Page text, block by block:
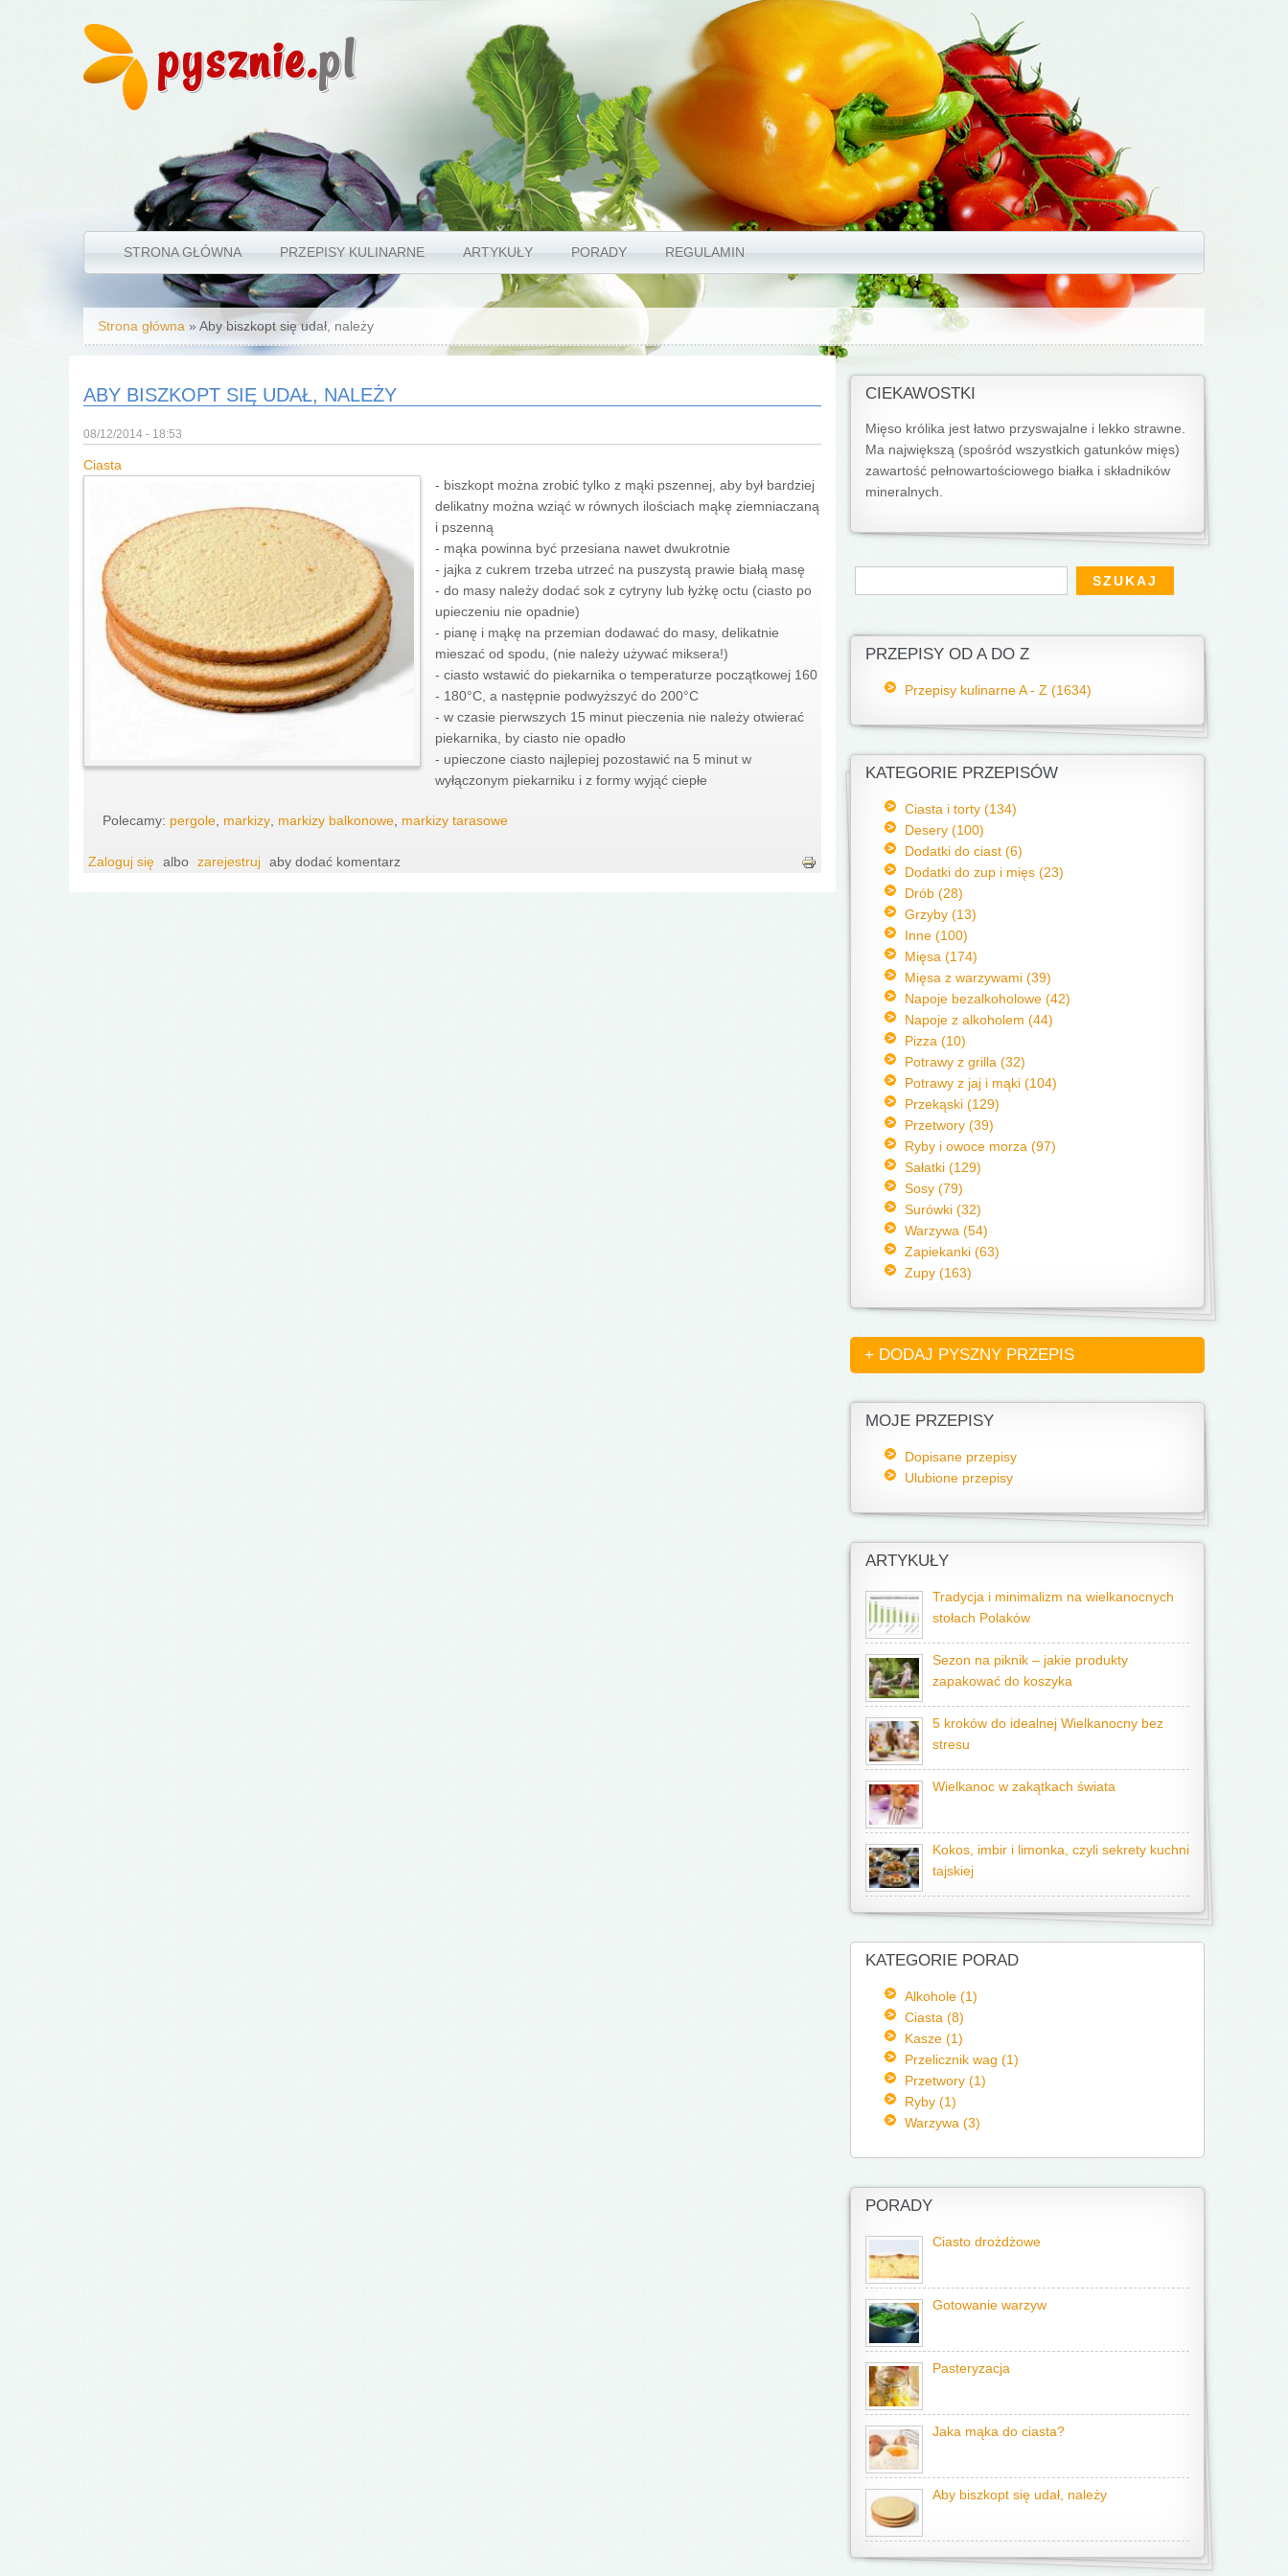
pysznie.pl
STRONA GŁÓWNA PRZEPISY KULINARNE ARTYKUŁY PORADY REGULAMIN
Jesteś tutaj
Strona główna » Aby biszkopt się udał, należy
ABY BISZKOPT SIĘ UDAŁ, NALEŻY
08/12/2014 - 18:53
Ciasta
- biszkopt można zrobić tylko z mąki pszennej, aby był bardziej
delikatny można wziąć w równych ilościach mąkę ziemniaczaną
i pszenną
- mąka powinna być przesiana nawet dwukrotnie
- jajka z cukrem trzeba utrzeć na puszystą prawie białą masę
- do masy należy dodać sok z cytryny lub łyżkę octu (ciasto po
upieczeniu nie opadnie)
- pianę i mąkę na przemian dodawać do masy, delikatnie
mieszać od spodu, (nie należy używać miksera!)
- ciasto wstawić do piekarnika o temperaturze początkowej 160
- 180°C, a następnie podwyższyć do 200°C
- w czasie pierwszych 15 minut pieczenia nie należy otwierać
piekarnika, by ciasto nie opadło
- upieczone ciasto najlepiej pozostawić na 5 minut w
wyłączonym piekarniku i z formy wyjąć ciepłe
Polecamy: pergole, markizy, markizy balkonowe, markizy tarasowe
Zaloguj się albo zarejestruj aby dodać komentarz
CIEKAWOSTKI
Mięso królika jest łatwo przyswajalne i lekko strawne.
Ma największą (spośród wszystkich gatunków mięs)
zawartość pełnowartościowego białka i składników
mineralnych.
Formularz wyszukiwania
Szukaj
PRZEPISY OD A DO Z
Przepisy kulinarne A - Z (1634)
KATEGORIE PRZEPISÓW
Ciasta i torty (134)
Desery (100)
Dodatki do ciast (6)
Dodatki do zup i mięs (23)
Drób (28)
Grzyby (13)
Inne (100)
Mięsa (174)
Mięsa z warzywami (39)
Napoje bezalkoholowe (42)
Napoje z alkoholem (44)
Pizza (10)
Potrawy z grilla (32)
Potrawy z jaj i mąki (104)
Przekąski (129)
Przetwory (39)
Ryby i owoce morza (97)
Sałatki (129)
Sosy (79)
Surówki (32)
Warzywa (54)
Zapiekanki (63)
Zupy (163)
+ DODAJ PYSZNY PRZEPIS
MOJE PRZEPISY
Dopisane przepisy
Ulubione przepisy
ARTYKUŁY
Tradycja i minimalizm na wielkanocnych
stołach Polaków
Sezon na piknik – jakie produkty
zapakować do koszyka
5 kroków do idealnej Wielkanocny bez
stresu
Wielkanoc w zakątkach świata
Kokos, imbir i limonka, czyli sekrety kuchni
tajskiej
KATEGORIE PORAD
Alkohole (1)
Ciasta (8)
Kasze (1)
Przelicznik wag (1)
Przetwory (1)
Ryby (1)
Warzywa (3)
PORADY
Ciasto drożdżowe
Gotowanie warzyw
Pasteryzacja
Jaka mąka do ciasta?
Aby biszkopt się udał, należy